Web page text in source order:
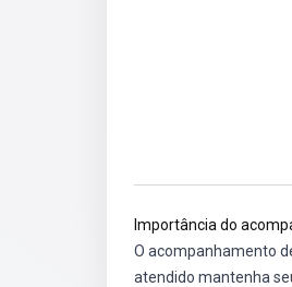
Importância do
O acompanhamento
atendido mantenha